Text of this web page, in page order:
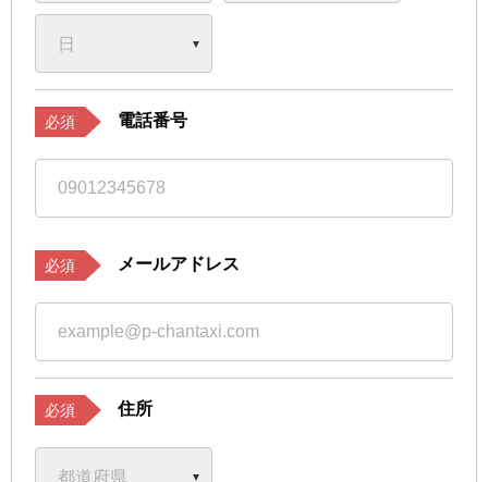
必須 電話番号
必須 メールアドレス
必須 住所